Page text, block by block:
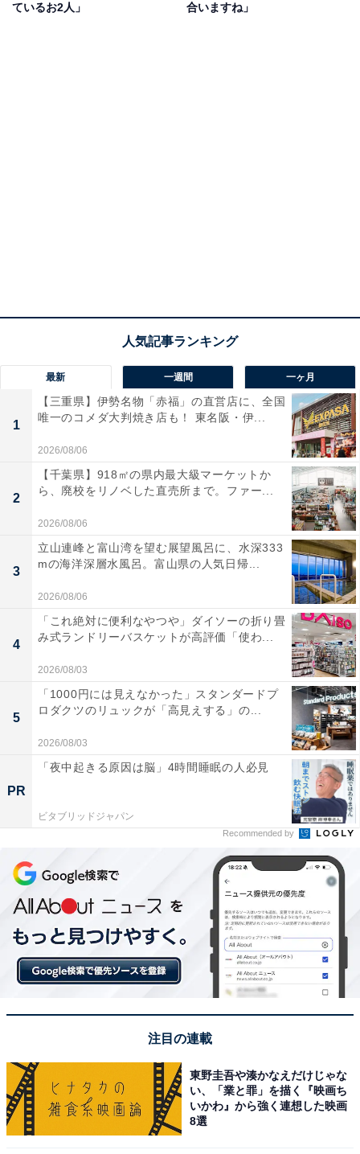
ているお2人」
合いますね」
最新 一週間 一ヶ月
1
【三重県】伊勢名物「赤福」の直営店に、全国
唯一のコメダ大判焼き店も！ 東名阪・伊...
2026/08/06
2
【千葉県】918㎡の県内最大級マーケットか
ら、廃校をリノベした直売所まで。ファー...
2026/08/06
3
立山連峰と富山湾を望む展望風呂に、水深333
mの海洋深層水風呂。富山県の人気日帰...
2026/08/06
4
「これ絶対に便利なやつや」ダイソーの折り畳
み式ランドリーバスケットが高評価「使わ...
2026/08/03
5
「1000円には見えなかった」スタンダードプ
ロダクツのリュックが「高見えする」の...
2026/08/03
PR
「夜中起きる原因は脳」4時間睡眠の人必見
ビタブリッドジャパン
Recommended by
注目の連載
東野圭吾や湊かなえだけじゃな
い、「業と罪」を描く『映画ち
いかわ』から強く連想した映画
8選